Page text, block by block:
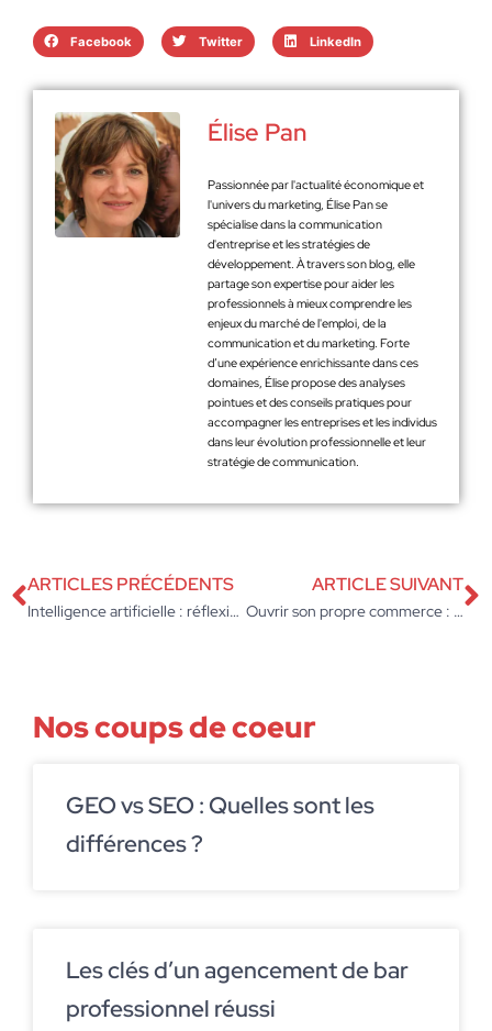
Facebook Twitter LinkedIn
Élise Pan
Passionnée par l'actualité économique et
l'univers du marketing, Élise Pan se
spécialise dans la communication
d'entreprise et les stratégies de
développement. À travers son blog, elle
partage son expertise pour aider les
professionnels à mieux comprendre les
enjeux du marché de l'emploi, de la
communication et du marketing. Forte
d’une expérience enrichissante dans ces
domaines, Élise propose des analyses
pointues et des conseils pratiques pour
accompagner les entreprises et les individus
dans leur évolution professionnelle et leur
stratégie de communication.
ARTICLES PRÉCÉDENTS
Intelligence artificielle : réflexions sur l’impact sur la rédaction SEO
ARTICLE SUIVANT
Ouvrir son propre commerce : le cas de la pizzeria
Nos coups de coeur
GEO vs SEO : Quelles sont les
différences ?
Les clés d’un agencement de bar
professionnel réussi